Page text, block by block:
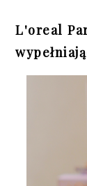
L'oreal